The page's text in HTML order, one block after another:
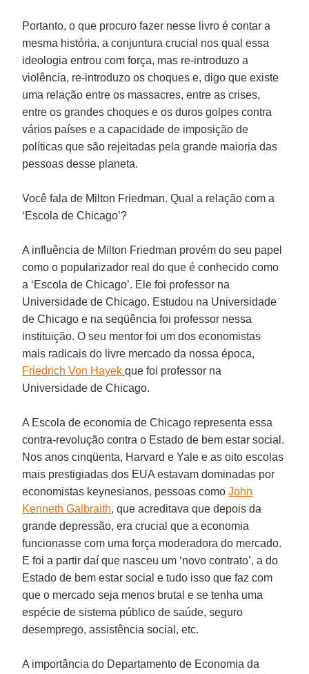
Portanto, o que procuro fazer nesse livro é contar a
mesma história, a conjuntura crucial nos qual essa
ideologia entrou com força, mas re-introduzo a
violência, re-introduzo os choques e, digo que existe
uma relação entre os massacres, entre as crises,
entre os grandes choques e os duros golpes contra
vários países e a capacidade de imposição de
políticas que são rejeitadas pela grande maioria das
pessoas desse planeta.
Você fala de Milton Friedman. Qual a relação com a
‘Escola de Chicago’?
A influência de Milton Friedman provém do seu papel
como o popularizador real do que é conhecido como
a ‘Escola de Chicago’. Ele foi professor na
Universidade de Chicago. Estudou na Universidade
de Chicago e na seqüência foi professor nessa
instituição. O seu mentor foi um dos economistas
mais radicais do livre mercado da nossa época,
Friedrich Von Hayekque foi professor na
Universidade de Chicago.
A Escola de economia de Chicago representa essa
contra-revolução contra o Estado de bem estar social.
Nos anos cinqüenta, Harvard e Yale e as oito escolas
mais prestigiadas dos EUA estavam dominadas por
economistas keynesianos, pessoas comoJohn
Kenneth Galbraith, que acreditava que depois da
grande depressão, era crucial que a economia
funcionasse com uma força moderadora do mercado.
E foi a partir daí que nasceu um ‘novo contrato’, a do
Estado de bem estar social e tudo isso que faz com
que o mercado seja menos brutal e se tenha uma
espécie de sistema público de saúde, seguro
desemprego, assistência social, etc.
A importância do Departamento de Economia da